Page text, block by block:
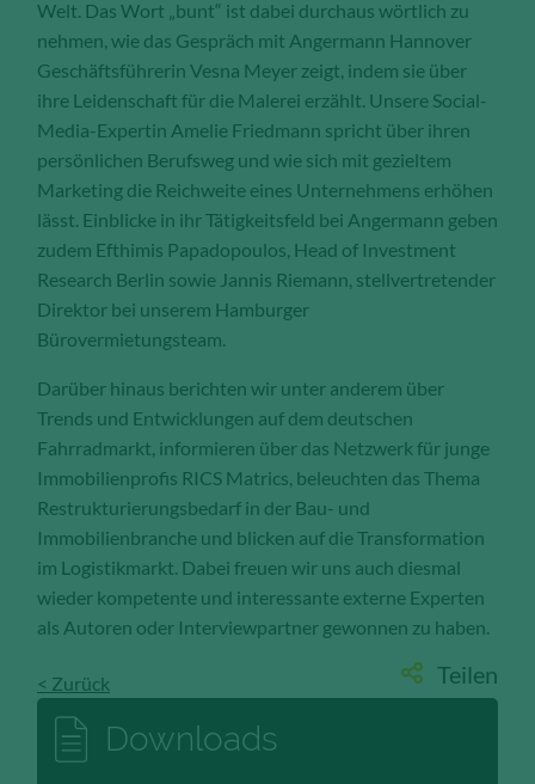
Welt. Das Wort „bunt“ ist dabei durchaus wörtlich zu
nehmen, wie das Gespräch mit Angermann Hannover
Geschäftsführerin Vesna Meyer zeigt, indem sie über
ihre Leidenschaft für die Malerei erzählt. Unsere Social-
Media-Expertin Amelie Friedmann spricht über ihren
persönlichen Berufsweg und wie sich mit gezieltem
Marketing die Reichweite eines Unternehmens erhöhen
lässt. Einblicke in ihr Tätigkeitsfeld bei Angermann geben
zudem Efthimis Papadopoulos, Head of Investment
Research Berlin sowie Jannis Riemann, stellvertretender
Direktor bei unserem Hamburger
Bürovermietungsteam.
Darüber hinaus berichten wir unter anderem über
Trends und Entwicklungen auf dem deutschen
Fahrradmarkt, informieren über das Netzwerk für junge
Immobilienprofis RICS Matrics, beleuchten das Thema
Restrukturierungsbedarf in der Bau- und
Immobilienbranche und blicken auf die Transformation
im Logistikmarkt. Dabei freuen wir uns auch diesmal
wieder kompetente und interessante externe Experten
als Autoren oder Interviewpartner gewonnen zu haben.
Teilen
< Zurück
Downloads
Alle akzeptieren
Mehr über die genutzten Cookies erfahren